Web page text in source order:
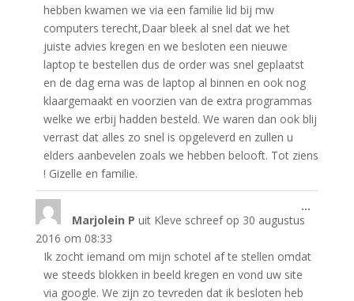
hebben kwamen we via een familie lid bij mw
computers terecht,Daar bleek al snel dat we het
juiste advies kregen en we besloten een nieuwe
laptop te bestellen dus de order was snel geplaatst
en de dag erna was de laptop al binnen en ook nog
klaargemaakt en voorzien van de extra programmas
welke we erbij hadden besteld. We waren dan ook blij
verrast dat alles zo snel is opgeleverd en zullen u
elders aanbevelen zoals we hebben belooft. Tot ziens
! Gizelle en familie.
Marjolein P uit Kleve schreef op 30 augustus
2016 om 08:33
Ik zocht iemand om mijn schotel af te stellen omdat
we steeds blokken in beeld kregen en vond uw site
via google. We zijn zo tevreden dat ik besloten heb
...